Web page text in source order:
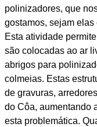
polinizadores, que
gostamos, sejam
Esta atividade
são colocadas ao ar
abrigos para
colmeias. Estas
de gravuras,
do Côa, aumentando
esta problemática.